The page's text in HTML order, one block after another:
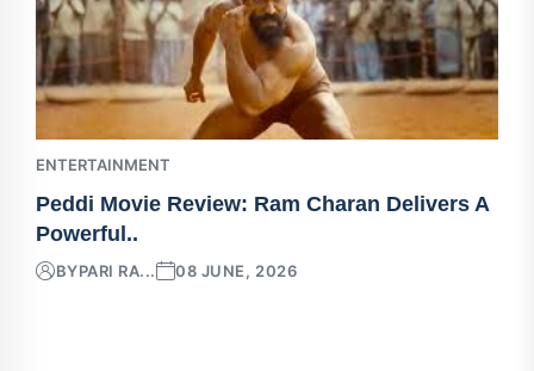
ENTERTAINMENT
Peddi Movie Review: Ram Charan Delivers A
Powerful..
BYPARI RA... 08 JUNE, 2026